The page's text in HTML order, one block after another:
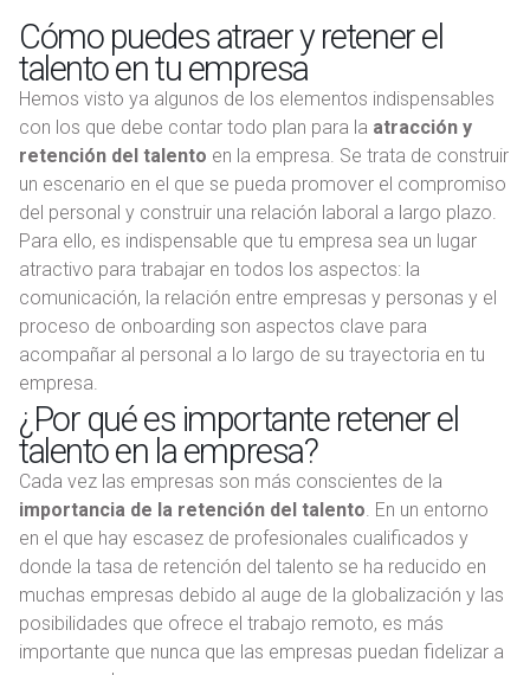
Cómo puedes atraer y retener el
talento en tu empresa
Hemos visto ya algunos de los elementos indispensables
con los que debe contar todo plan para la atracción y
retención del talento en la empresa. Se trata de construir
un escenario en el que se pueda promover el compromiso
del personal y construir una relación laboral a largo plazo.
Para ello, es indispensable que tu empresa sea un lugar
atractivo para trabajar en todos los aspectos: la
comunicación, la relación entre empresas y personas y el
proceso de onboarding son aspectos clave para
acompañar al personal a lo largo de su trayectoria en tu
empresa.
¿Por qué es importante retener el
talento en la empresa?
Cada vez las empresas son más conscientes de la
importancia de la retención del talento. En un entorno
en el que hay escasez de profesionales cualificados y
donde la tasa de retención del talento se ha reducido en
muchas empresas debido al auge de la globalización y las
posibilidades que ofrece el trabajo remoto, es más
importante que nunca que las empresas puedan fidelizar a